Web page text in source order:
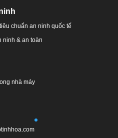
chuẩn an ninh quốc tế
ninh & an toàn
nhà máy